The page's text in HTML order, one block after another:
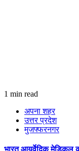
1 min read
अपना शहर
उत्तर प्रदेश
मुजफ्फरनगर
भारत आयुर्वेदिक मेडिकल